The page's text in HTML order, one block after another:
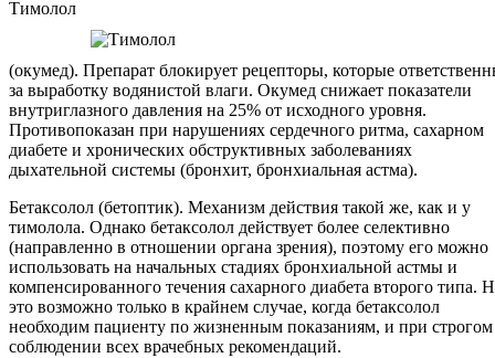
Тимолол
(окумед). Препарат блокирует рецепторы, которые
за выработку водянистой влаги. Окумед снижает показатели
внутриглазного давления на 25% от исходного уровня.
Противопоказан при нарушениях сердечного ритма, сахарном
диабете и хронических обструктивных заболеваниях
дыхательной системы (бронхит, бронхиальная астма).
Бетаксолол (бетоптик). Механизм действия такой же, как и у
тимолола. Однако бетаксолол действует более селективно
(направленно в отношении органа зрения), поэтому его можно
использовать на начальных стадиях бронхиальной астмы и
компенсированного течения сахарного диабета второго типа.
это возможно только в крайнем случае, когда бетаксолол
необходим пациенту по жизненным показаниям, и при строгом
соблюдении всех врачебных рекомендаций.